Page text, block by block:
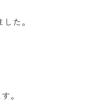
た。
。